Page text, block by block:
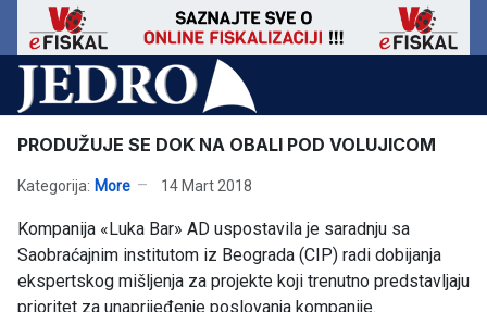
PRODUŽUJE SE DOK NA OBALI POD VOLUJICOM
Kategorija: More 14 Mart 2018
Kompanija «Luka Bar» AD uspostavila je saradnju sa
Saobraćajnim institutom iz Beograda (CIP) radi dobijanja
ekspertskog mišljenja za projekte koji trenutno predstavljaju
prioritet za unaprijeđenje poslovanja kompanije.